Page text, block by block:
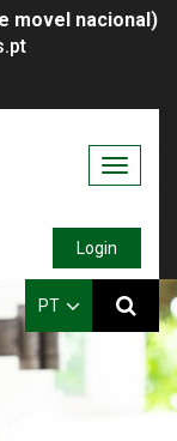
movel nacional)
Toggle
Login
PT